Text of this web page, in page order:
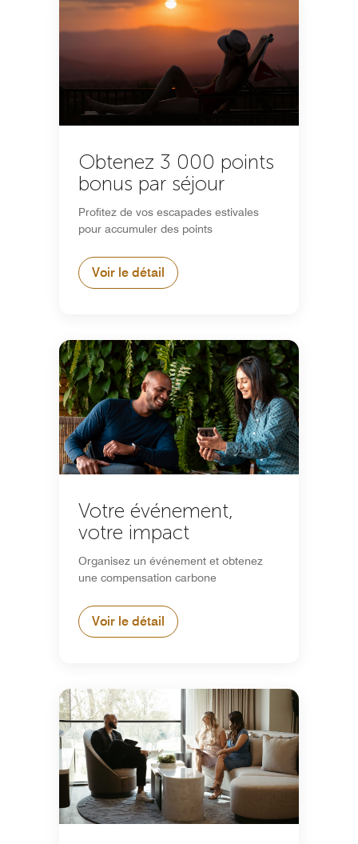
Obtenez 3 000 points
bonus par séjour
Profitez de vos escapades estivales
pour accumuler des points
Voir le détail
Votre événement,
votre impact
Organisez un événement et obtenez
une compensation carbone
Voir le détail